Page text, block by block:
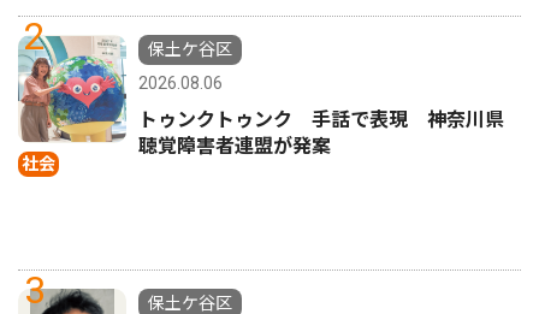
2
社会
保土ケ谷区
2026.08.06
トゥンクトゥンク 手話で表現 神奈川県
聴覚障害者連盟が発案
3
保土ケ谷区